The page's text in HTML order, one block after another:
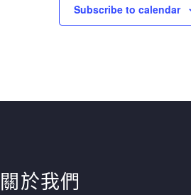
Subscribe to calendar
關於我們